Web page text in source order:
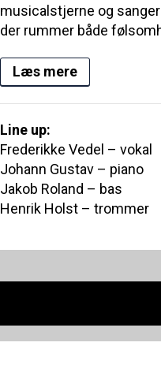
musicalstjerne og
der rummer både
Læs mere
Line up:
Frederikke Vedel – vokal
Johann Gustav – piano
Jakob Roland – bas
Henrik Holst – trommer